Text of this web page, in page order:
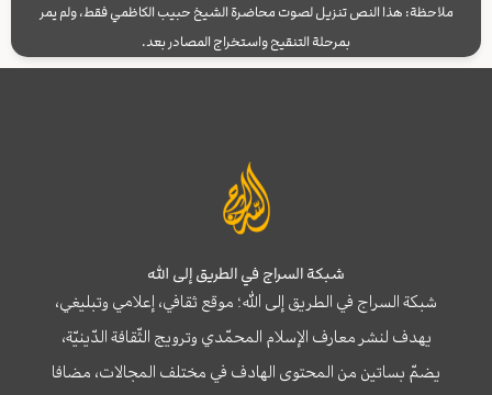
ملاحظة: هذا النص تنزيل لصوت محاضرة الشيخ حبيب الكاظمي فقط، ولم يمر
بمرحلة التنقيح واستخراج المصادر بعد.
شبكة السراج في الطريق إلى الله
شبكة السراج في الطريق إلى الله؛ موقع ثقافي، إعلامي وتبليغي،
يهدف لنشر معارف الإسلام المحمّدي وترويج الثّقافة الدّينيّة،
يضمّ بساتين من المحتوى الهادف في مختلف المجالات، مضافا